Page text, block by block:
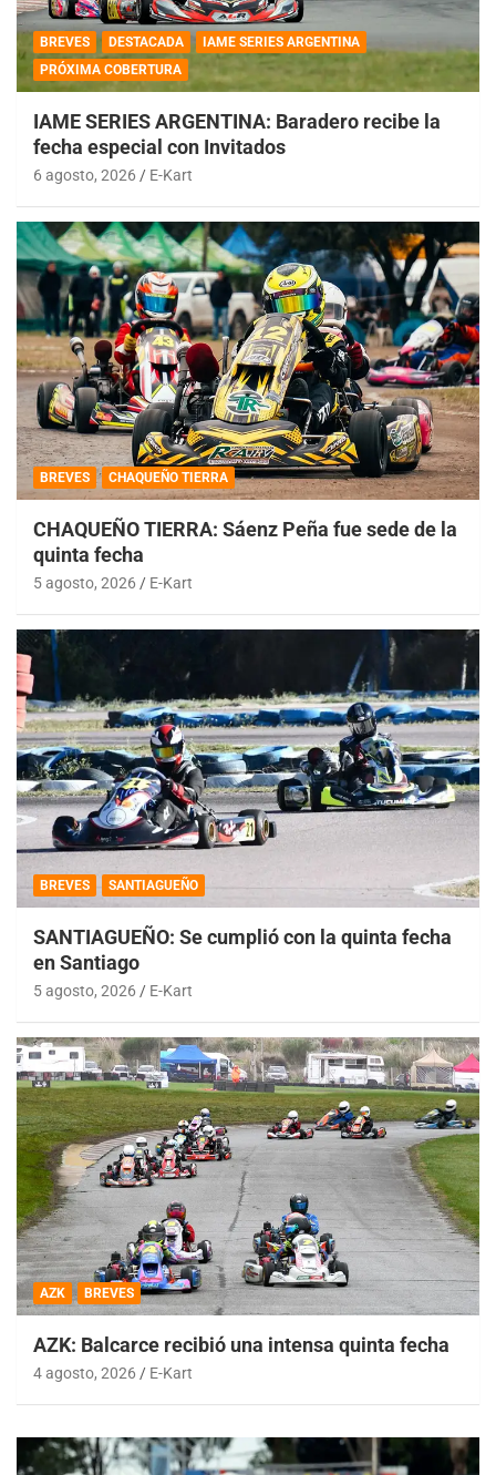
BREVES DESTACADA
IAME SERIES ARGENTINA
PRÓXIMA COBERTURA
IAME SERIES ARGENTINA: Baradero recibe la
fecha especial con Invitados
6 agosto, 2026 E-Kart
BREVES CHAQUEÑO TIERRA
CHAQUEÑO TIERRA: Sáenz Peña fue sede de la
quinta fecha
5 agosto, 2026 E-Kart
BREVES SANTIAGUEÑO
SANTIAGUEÑO: Se cumplió con la quinta fecha
en Santiago
5 agosto, 2026 E-Kart
AZK BREVES
AZK: Balcarce recibió una intensa quinta fecha
4 agosto, 2026 E-Kart